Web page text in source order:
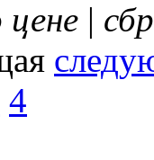
цене |
4